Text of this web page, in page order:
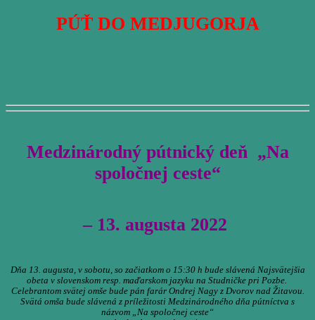
PÚŤ DO MEDJUGORJA
Medzinárodný pútnický deň „Na
spoločnej ceste“
– 13. augusta 2022
Dňa 13. augusta, v sobotu, so začiatkom o 15:30 h bude slávená Najsvätejšia
obeta v slovenskom resp. maďarskom jazyku na Studničke pri Pozbe.
Celebrantom svätej omše bude pán farár Ondrej Nagy z Dvorov nad Žitavou.
Svätá omša bude slávená z príležitosti Medzinárodného dňa pútníctva s
názvom „Na spoločnej ceste“